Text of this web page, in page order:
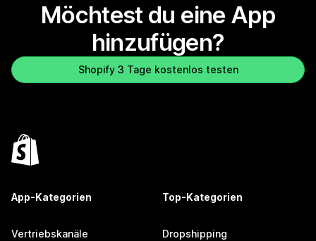
Möchtest du eine App
hinzufügen?
Shopify 3 Tage kostenlos testen
App-Kategorien
Vertriebskanäle
Top-Kategorien
Dropshipping